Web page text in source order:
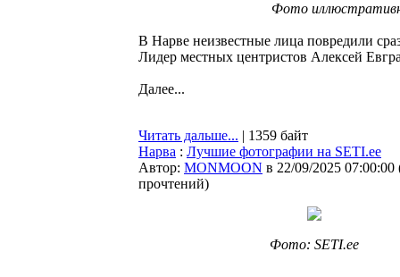
Фото
В Нарве неизвестные лица повредили
Лидер местных центристов Алексей
Далее...
Читать дальше... | 1359 байт
Нарва : Лучшие фотографии на SETI.ee
Автор: MONMOON в 22/09/2025 07:00:00
прочтений)
Фото: SETI.ee